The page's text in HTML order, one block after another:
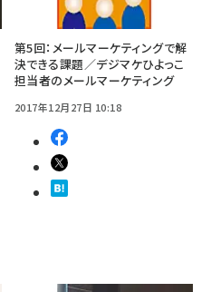
第5回：メールマーケティングで解
決できる課題／デジマケひよっこ
担当者のメールマーケティング
2017年12月27日 10:18